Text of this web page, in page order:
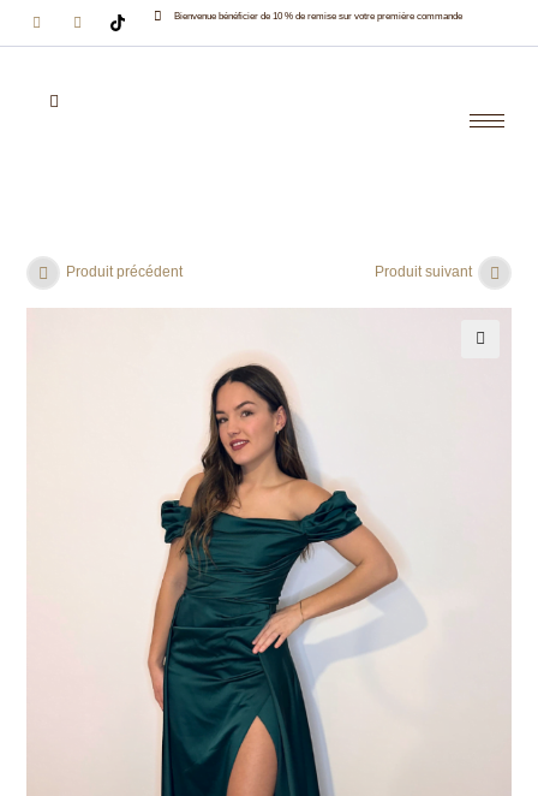
Bienvenue bénéficier de 10 % de remise sur votre première commande
Produit précédent Produit suivant